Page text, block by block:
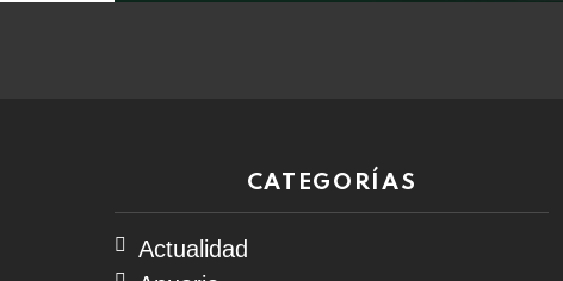
CATEGORÍAS
Actualidad